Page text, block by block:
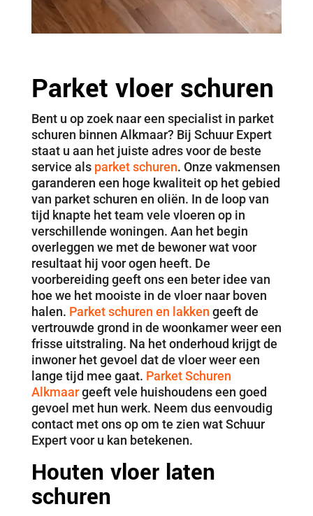
Parket vloer schuren
Bent u op zoek naar een specialist in parket
schuren binnen Alkmaar? Bij Schuur Expert
staat u aan het juiste adres voor de beste
service als parket schuren. Onze vakmensen
garanderen een hoge kwaliteit op het gebied
van parket schuren en oliën. In de loop van
tijd knapte het team vele vloeren op in
verschillende woningen. Aan het begin
overleggen we met de bewoner wat voor
resultaat hij voor ogen heeft. De
voorbereiding geeft ons een beter idee van
hoe we het mooiste in de vloer naar boven
halen. Parket schuren en lakken geeft de
vertrouwde grond in de woonkamer weer een
frisse uitstraling. Na het onderhoud krijgt de
inwoner het gevoel dat de vloer weer een
lange tijd mee gaat. Parket Schuren
Alkmaargeeft vele huishoudens een goed
gevoel met hun werk. Neem dus eenvoudig
contact met ons op om te zien wat Schuur
Expert voor u kan betekenen.
Houten vloer laten
schuren